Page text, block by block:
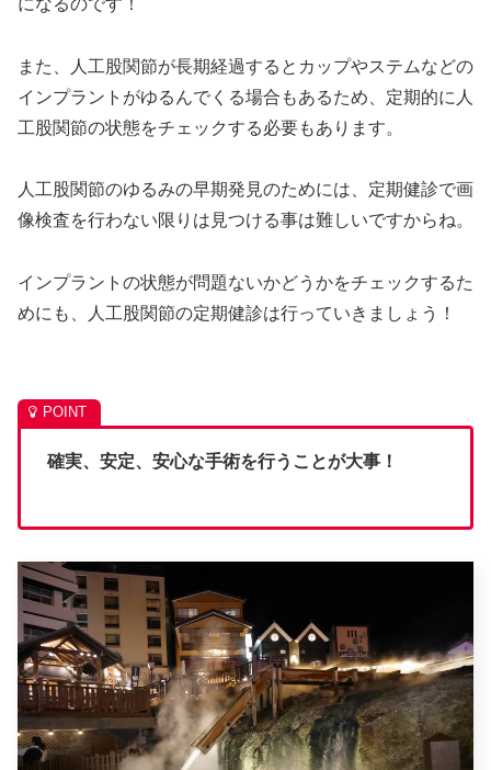
また、人工股関節が長期経過するとカップやステムなどの
インプラントがゆるんでくる場合もあるため、定期的に人
工股関節の状態をチェックする必要もあります。
人工股関節のゆるみの早期発見のためには、定期健診で画
像検査を行わない限りは見つける事は難しいですからね。
インプラントの状態が問題ないかどうかをチェックするた
めにも、人工股関節の定期健診は行っていきましょう！
確実、安定、安心な手術を行うことが大事！